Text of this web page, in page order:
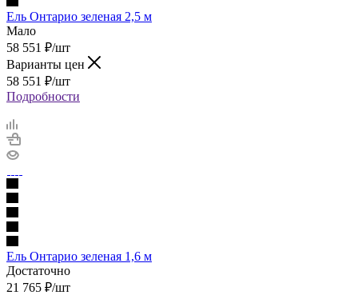
Ель Онтарио зеленая 2,5 м
Мало
58 551 ₽/шт
Варианты цен
58 551 ₽/шт
Подробности
Ель Онтарио зеленая 1,6 м
Достаточно
21 765 ₽/шт